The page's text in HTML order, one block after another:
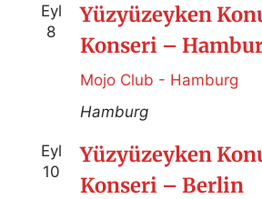
Eyl
8
Yüzyüzeyken
Konseri –
Mojo Club - Hamburg
Hamburg
Eyl
10
Yüzyüzeyken
Konseri – Berlin